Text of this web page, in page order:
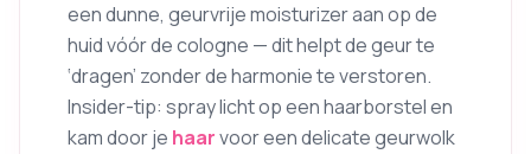
een dunne, geurvrije moisturizer aan op de
huid vóór de cologne — dit helpt de geur te
‘dragen’ zonder de harmonie te verstoren.
Insider-tip: spray licht op een haarborstel en
kam door je haarvoor een delicate geurwolk